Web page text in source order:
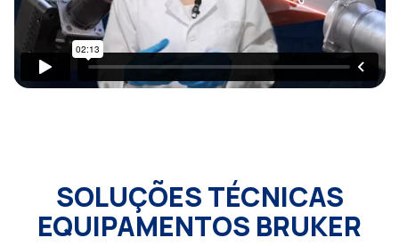
SOLUÇÕES TÉCNICAS
EQUIPAMENTOS BRUKER